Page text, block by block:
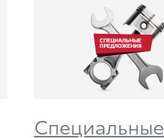
Специальные